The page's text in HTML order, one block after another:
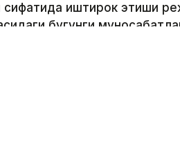
иштирок этиши
бугунги